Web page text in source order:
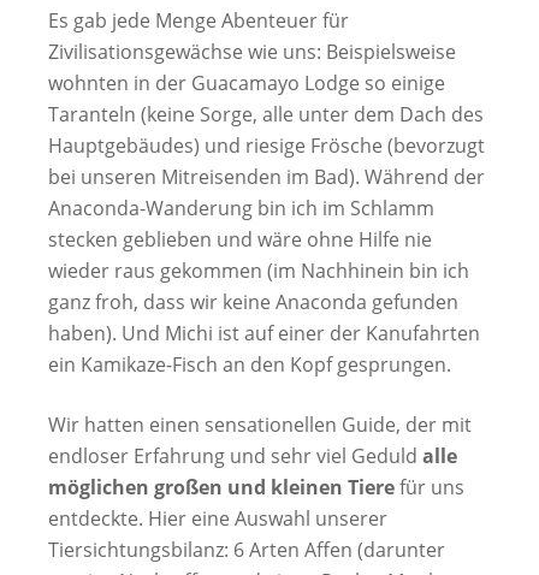
Es gab jede Menge Abenteuer für
Zivilisationsgewächse wie uns: Beispielsweise
wohnten in der Guacamayo Lodge so einige
Taranteln (keine Sorge, alle unter dem Dach des
Hauptgebäudes) und riesige Frösche (bevorzugt
bei unseren Mitreisenden im Bad). Während der
Anaconda-Wanderung bin ich im Schlamm
stecken geblieben und wäre ohne Hilfe nie
wieder raus gekommen (im Nachhinein bin ich
ganz froh, dass wir keine Anaconda gefunden
haben). Und Michi ist auf einer der Kanufahrten
ein Kamikaze-Fisch an den Kopf gesprungen.
Wir hatten einen sensationellen Guide, der mit
endloser Erfahrung und sehr viel Geduld alle
möglichen großen und kleinen Tierefür uns
entdeckte. Hier eine Auswahl unserer
Tiersichtungsbilanz: 6 Arten Affen (darunter